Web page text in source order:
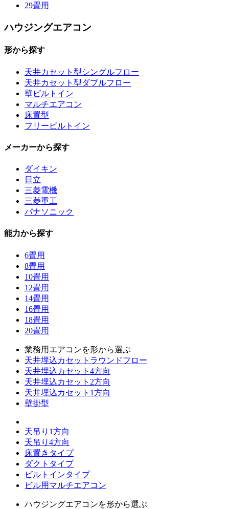
29畳用
ハウジングエアコン
形から探す
天井カセット型シングルフロー
天井カセット型ダブルフロー
壁ビルトイン
マルチエアコン
床置型
フリービルトイン
メーカーから探す
ダイキン
日立
三菱電機
三菱重工
パナソニック
能力から探す
6畳用
8畳用
10畳用
12畳用
14畳用
16畳用
18畳用
20畳用
業務用エアコンを形から選ぶ
天井埋込カセットラウンドフロー
天井埋込カセット4方向
天井埋込カセット2方向
天井埋込カセット1方向
壁掛型
天吊り1方向
天吊り4方向
床置きタイプ
ダクトタイプ
ビルトインタイプ
ビル用マルチエアコン
ハウジングエアコンを形から選ぶ